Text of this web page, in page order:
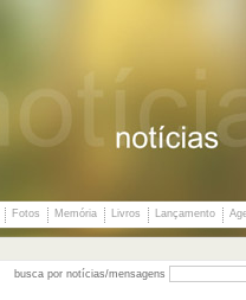
Fotos Memória Livros Lançamento
busca por notícias/mensagens